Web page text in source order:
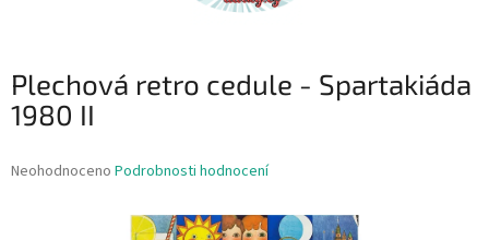
Plechová retro cedule - Spartakiáda
1980 II
Průměrné
Neohodnoceno Podrobnosti hodnocení